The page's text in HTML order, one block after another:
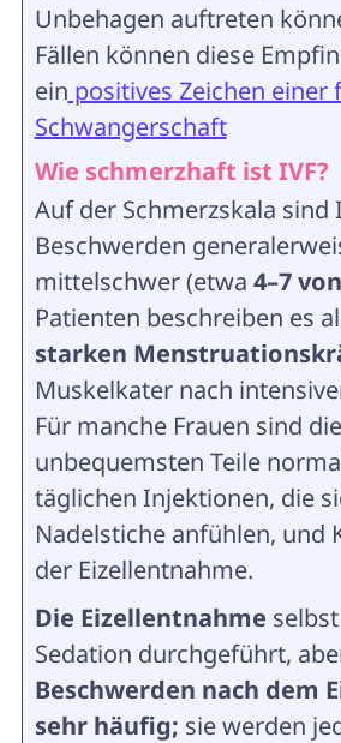
Unbehagen auftreten
Fällen können diese
ein positives Zeichen einer
Schwangerschaft
Wie schmerzhaft ist IVF?
Auf der Schmerzskala sind
Beschwerden
mittelschwer (etwa 4–7
Patienten beschreiben es
starken
Muskelkater nach
Für manche Frauen sind die
unbequemsten Teile
täglichen Injektionen, die
Nadelstiche anfühlen, und
der Eizellentnahme.
Die Eizellentnahme
Sedation durchgeführt,
Beschwerden nach dem
sehr häufig; sie werden